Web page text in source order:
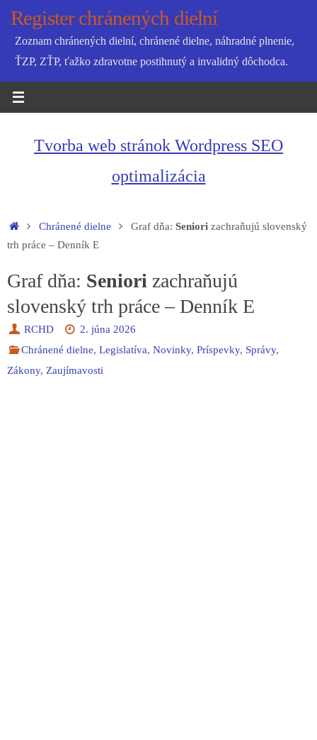
SkipRegister chránených dielní
Zoznam chránených dielní, chránené dielne, náhradné plnenie,
ŤZP, ZŤP, ťažko zdravotne postihnutý a invalidný dôchodca.
Tvorba web stránok Wordpress SEO
optimalizácia
HomeChránené dielne Graf dňa:Seniori zachraňujú slovenský
trh práce – Denník E
Graf dňa: Seniori zachraňujú
slovenský trh práce – Denník E
RCHD
2. júna 2026
Chránené dielne,Legislatíva,Novinky,Príspevky, Správy,
Zákony, Zaujímavosti